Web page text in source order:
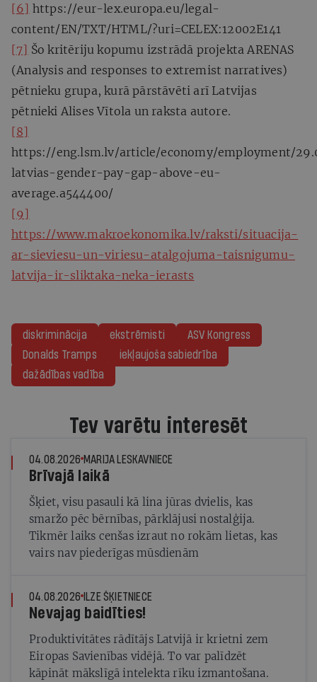
[6] https://eur-lex.europa.eu/legal-
content/EN/TXT/HTML/?uri=CELEX:12002E141
[7] Šo kritēriju kopumu izstrādā projekta ARENAS
(Analysis and responses to extremist narratives)
pētnieku grupa, kurā pārstāvēti arī Latvijas
pētnieki Alises Vītola un raksta autore.
[8]
https://eng.lsm.lv/article/economy/employment/
latvias-gender-pay-gap-above-eu-
average.a544400/
[9]
https://www.makroekonomika.lv/raksti/situacija-
ar-sieviesu-un-viriesu-atalgojuma-taisnigumu-
latvija-ir-sliktaka-neka-ierasts
diskriminācija ekstrēmisti
ASV Kongress
Donalds Tramps
iekļaujoša sabiedrība
dažādības vadība
Tev varētu interesēt
04.08.2026 MARIJA LESKAVNIECE
Brīvajā laikā
Šķiet, visu pasauli kā lina jūras dvielis, kas
smaržo pēc bērnības, pārklājusi nostalģija.
Tikmēr laiks cenšas izraut no rokām lietas, kas
vairs nav piederīgas mūsdienām
04.08.2026 ILZE ŠĶIETNIECE
Nevajag baidīties!
Produktivitātes rādītājs Latvijā ir krietni zem
Eiropas Savienības vidējā. To var palīdzēt
kāpināt mākslīgā intelekta rīku izmantošana.